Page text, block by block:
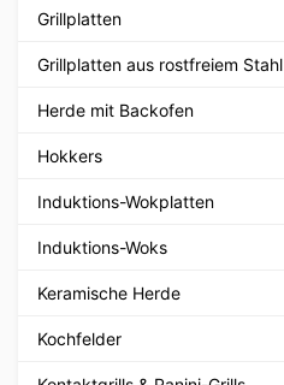
Grillplatten
Grillplatten aus rostfreiem Stahl
Herde mit Backofen
Hokkers
Induktions-Wokplatten
Induktions-Woks
Keramische Herde
Kochfelder